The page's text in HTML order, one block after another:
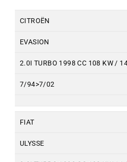
CITROËN
EVASION
2.0I TURBO 1998 CC 108 KW /
7/94>7/02
FIAT
ULYSSE